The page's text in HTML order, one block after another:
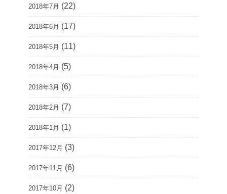
2018年7月 (22)
2018年6月 (17)
2018年5月 (11)
2018年4月 (5)
2018年3月 (6)
2018年2月 (7)
2018年1月 (1)
2017年12月 (3)
2017年11月 (6)
2017年10月 (2)